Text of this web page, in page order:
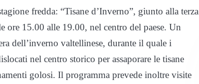
fredda: “Tisane d’Inverno”, giunto alla terza
ore 15.00 alle 19.00, nel centro del paese. Un
dell’inverno valtellinese, durante il quale i
nel centro storico per assaporare le tisane
golosi. Il programma prevede inoltre visite